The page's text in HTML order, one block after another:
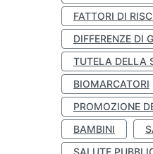
FATTORI DI
DIFFERENZE DI
TUTELA DELLA
BIOMARCATORI
PROMOZIONE
BAMBINI
SALUTE